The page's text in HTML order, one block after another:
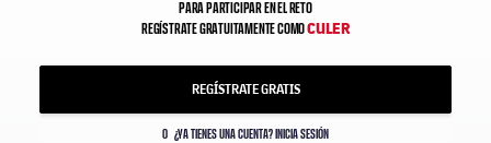
PARA PARTICIPAR EN EL RETO
REGÍSTRATE GRATUITAMENTE COMOCULER
REGÍSTRATE GRATIS
O ¿YA TIENES UNA CUENTA? INICIA SESIÓN